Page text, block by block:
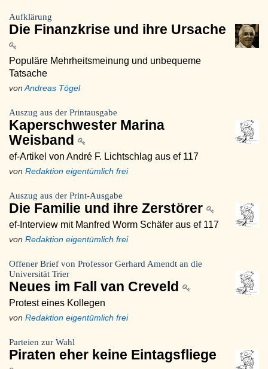
Aufklärung
Die Finanzkrise und ihre Ursache
Populäre Mehrheitsmeinung und unbequeme
Tatsache
von Andreas Tögel
Auszug aus der Printausgabe
Kaperschwester Marina
Weisband
ef-Artikel von André F. Lichtschlag aus ef 117
von Redaktion eigentümlich frei
Auszug aus der Print-Ausgabe
Die Familie und ihre Zerstörer
ef-Interview mit Manfred Worm Schäfer aus ef 117
von Redaktion eigentümlich frei
Offener Brief von Professor Gerhard Amendt an die
Universität Trier
Neues im Fall van Creveld
Protest eines Kollegen
von Redaktion eigentümlich frei
Parteien zur Wahl
Piraten eher keine Eintagsfliege